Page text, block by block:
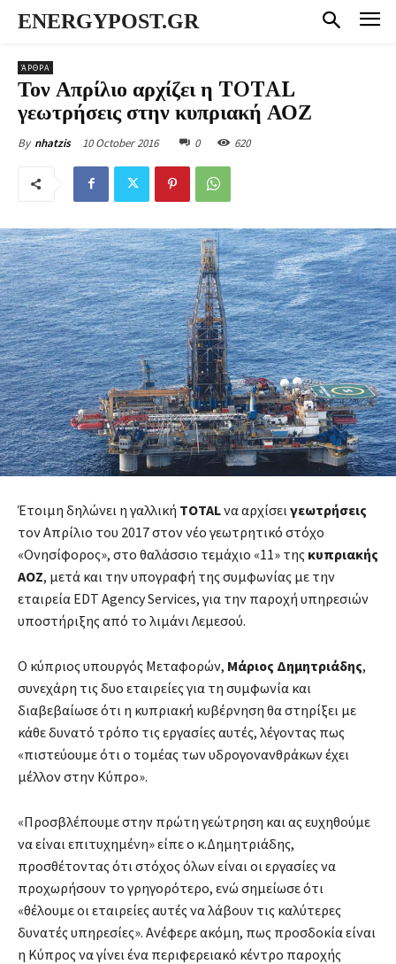
ENERGYPOST.GR
ΆΡΘΡΑ
Τον Απρίλιο αρχίζει η TOTAL
γεωτρήσεις στην κυπριακή ΑΟΖ
By nhatzis 10 October 2016 0 620
Έτοιμη δηλώνει η γαλλική TOTALνα αρχίσει γεωτρήσεις
τον Απρίλιο του 2017 στον νέο γεωτρητικό στόχο
«Ονησίφορος», στο θαλάσσιο τεμάχιο «11» τηςκυπριακής
ΑΟΖ, μετά και την υπογραφή της συμφωνίας με την
εταιρεία EDT Agency Services, για την παροχή υπηρεσιών
υποστήριξης από το λιμάνι Λεμεσού.
Ο κύπριος υπουργός Μεταφορών, Μάριος Δημητριάδης,
συνεχάρη τις δυο εταιρείες για τη συμφωνία και
διαβεβαίωσε ότι η κυπριακή κυβέρνηση θα στηρίξει με
κάθε δυνατό τρόπο τις εργασίες αυτές, λέγοντας πως
«πιστεύουμε ότι ο τομέας των υδρογονανθράκων έχει
μέλλον στην Κύπρο».
«Προσβλέπουμε στην πρώτη γεώτρηση και ας ευχηθούμε
να είναι επιτυχημένη» είπε ο κ.Δημητριάδης,
προσθέτοντας ότι στόχος όλων είναι οι εργασίες να
προχωρήσουν το γρηγορότερο, ενώ σημείωσε ότι
«θέλουμε οι εταιρείες αυτές να λάβουν τις καλύτερες
δυνατές υπηρεσίες». Ανέφερε ακόμη, πως προσδοκία είναι
η Κύπρος να γίνει ένα περιφερειακό κέντρο παροχής